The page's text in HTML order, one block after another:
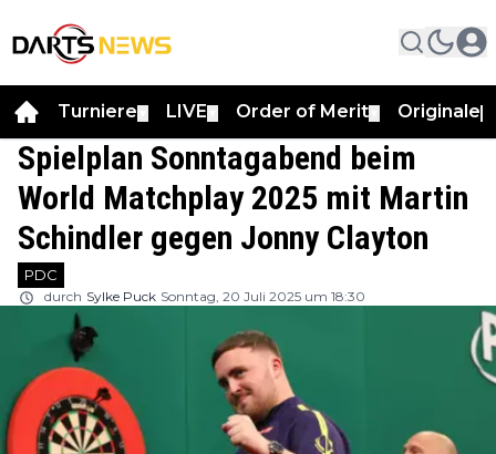
Turniere LIVE Order of Merit Originale
Spielplan Sonntagabend beim
World Matchplay 2025 mit Martin
Schindler gegen Jonny Clayton
PDC
durch Sylke Puck Sonntag, 20 Juli 2025 um 18:30